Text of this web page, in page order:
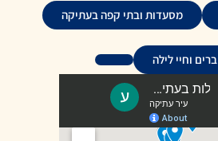
מסעדות ובתי קפה בעתיקה
ברים וחיי לילה